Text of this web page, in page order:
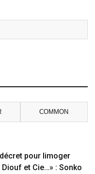
COMMON
pour limoger
Diouf et Cie…» : Sonko